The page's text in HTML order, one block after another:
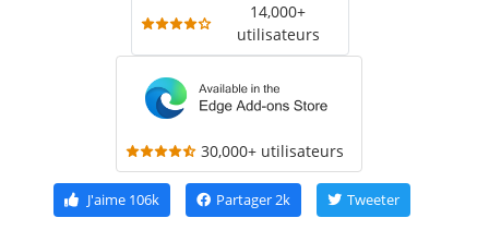
14,000+
utilisateurs
30,000+ utilisateurs
J'aime106k Partager2k Tweeter